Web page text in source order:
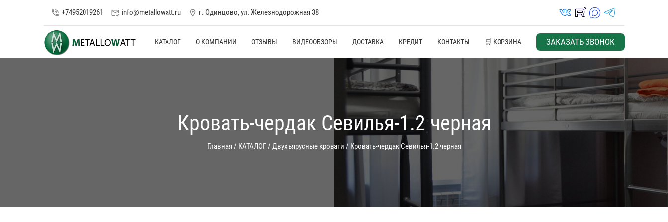
phone_in_talk +74952019261 mark_email_read info@metallowatt.ru location_on г. Одинцово, ул. Железнодорожная 38 vk_in rutube_in max_s telegrams_in
КАТАЛОГ О КОМПАНИИ ОТЗЫВЫ ВИДЕООБЗОРЫ ДОСТАВКА КРЕДИТ КОНТАКТЫ 🛒 КОРЗИНА ЗАКАЗАТЬ ЗВОНОК
Кровать-чердак Севилья-1.2 черная
Главная / КАТАЛОГ/ Двухъярусные кровати / Кровать-чердак Севилья-1.2 черная